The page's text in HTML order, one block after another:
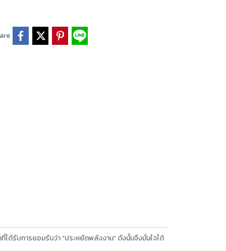
ด้รับการยอมรับว่า “ประหยัดพลังงาน” ดังนั้นจึงมั่นใจได้